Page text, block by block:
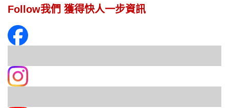
Follow我們 獲得快人一步資訊